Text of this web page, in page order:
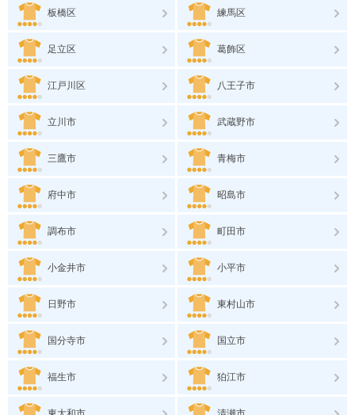
板橋区 練馬区
足立区 葛飾区
江戸川区 八王子市
立川市 武蔵野市
三鷹市 青梅市
府中市 昭島市
調布市 町田市
小金井市 小平市
日野市 東村山市
国分寺市 国立市
福生市 狛江市